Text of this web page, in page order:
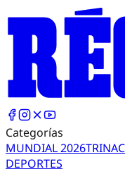
Categorías
MUNDIAL 2026TRI
DEPORTES